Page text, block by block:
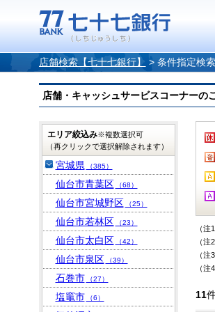
店舗検索【七十七銀行】 > 条件指定検
店舗・キャッシュサービスコーナー
（
（
（
（
11
エリア絞込み※複数選択可
（再クリックで選択解除されます）
宮城県 （385）
仙台市青葉区 （68）
仙台市宮城野区 （25）
仙台市若林区 （23）
仙台市太白区 （42）
仙台市泉区 （39）
石巻市 （27）
塩竈市 （6）